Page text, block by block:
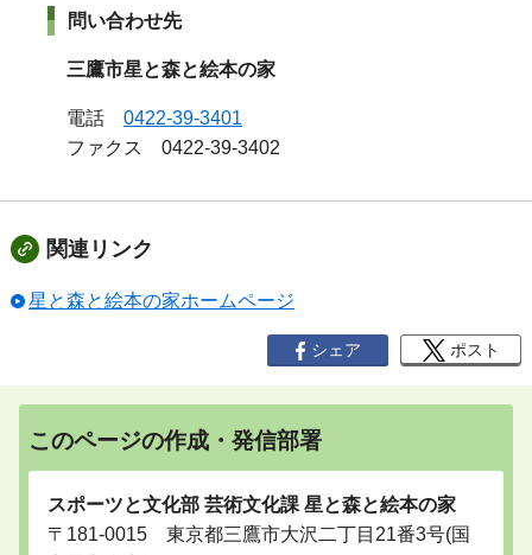
問い合わせ先
三鷹市星と森と絵本の家
電話 0422-39-3401
ファクス 0422-39-3402
関連リンク
星と森と絵本の家ホームページ
シェア ポスト
このページの作成・発信部署
スポーツと文化部 芸術文化課 星と森と絵本の家
〒181-0015 東京都三鷹市大沢二丁目21番3号(国